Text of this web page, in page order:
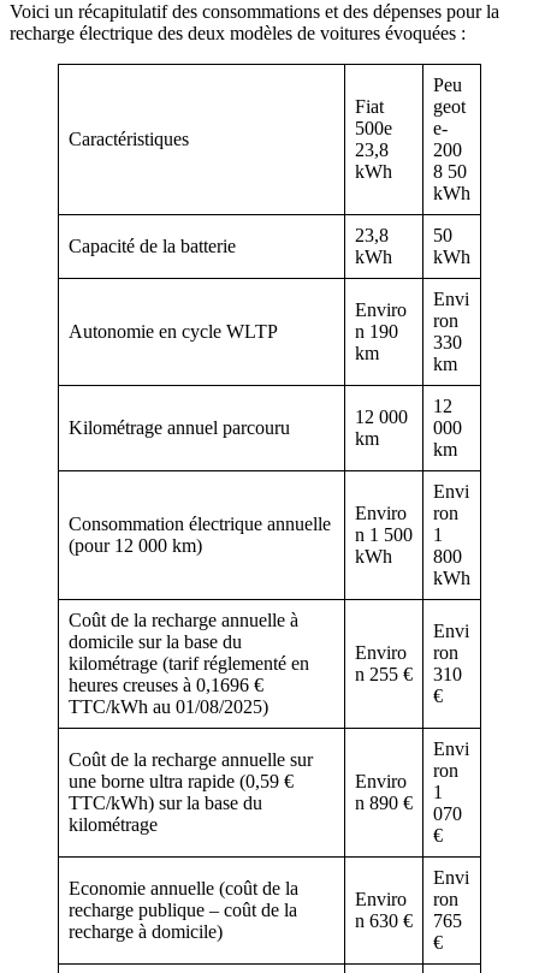
Voici un récapitulatif des consommations et des dépenses pour la
recharge électrique des deux modèles de voitures évoquées :
Caractéristiques
Fiat
500e
23,8
kWh
Peu
geot
e-
200
8 50
kWh
Capacité de la batterie
23,8
kWh
50
kWh
Autonomie en cycle WLTP
Enviro
n 190
km
Envi
ron
330
km
Kilométrage annuel parcouru
12 000
km
12
000
km
Consommation électrique annuelle
(pour 12 000 km)
Enviro
n 1 500
kWh
Envi
ron
1
800
kWh
Coût de la recharge annuelle à
domicile sur la base du
kilométrage (tarif réglementé en
heures creuses à 0,1696 €
TTC/kWh au 01/08/2025)
Enviro
n 255 €
Envi
ron
310
€
Coût de la recharge annuelle sur
une borne ultra rapide (0,59 €
TTC/kWh) sur la base du
kilométrage
Enviro
n 890 €
Envi
ron
1
070
€
Economie annuelle (coût de la
recharge publique – coût de la
recharge à domicile)
Enviro
n 630 €
Envi
ron
765
€